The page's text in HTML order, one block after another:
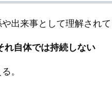
出来事として理解されて
れ自体では持続しない
。